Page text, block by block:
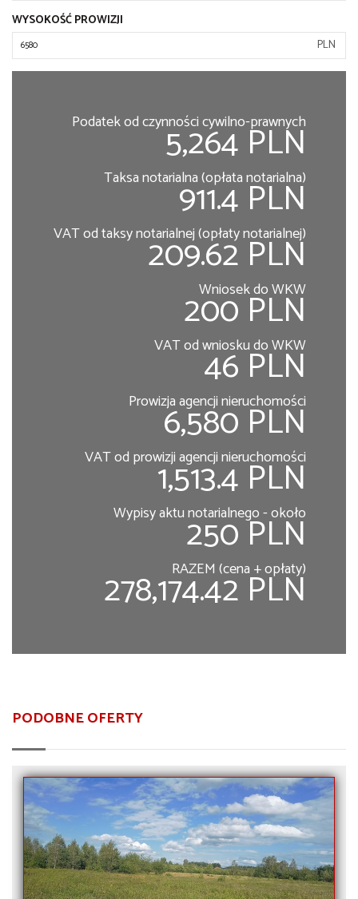
WYSOKOŚĆ PROWIZJI
PLN
Podatek od czynności cywilno-prawnych
5,264 PLN
Taksa notarialna (opłata notarialna)
911.4 PLN
VAT od taksy notarialnej (opłaty notarialnej)
209.62 PLN
Wniosek do WKW
200 PLN
VAT od wniosku do WKW
46 PLN
Prowizja agencji nieruchomości
6,580 PLN
VAT od prowizji agencji nieruchomości
1,513.4 PLN
Wypisy aktu notarialnego - około
250 PLN
RAZEM (cena + opłaty)
278,174.42 PLN
PODOBNE OFERTY